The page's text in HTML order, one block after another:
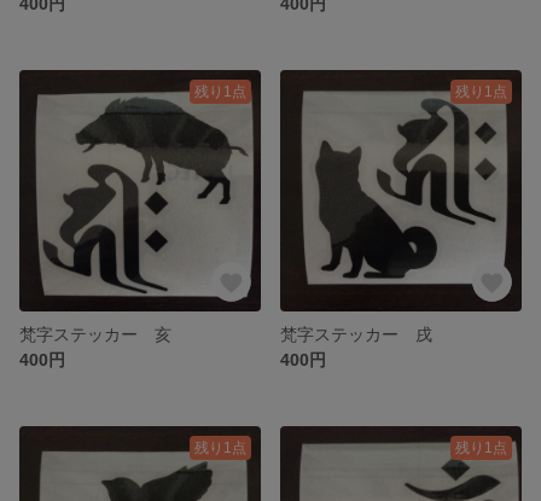
残り1点
梵字ステッカー 亥
400円
残り1点
梵字ステッカー 戌
400円
残り1点 残り1点